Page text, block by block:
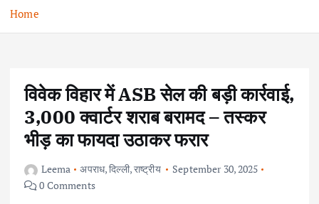
n
Home
विवेक विहार में ASB सेल की बड़ी कार्रवाई,
3,000 क्वार्टर शराब बरामद – तस्कर
भीड़ का फायदा उठाकर फरार
Leema अपराध,दिल्ली,राष्ट्रीय
September 30, 2025
0 Comments